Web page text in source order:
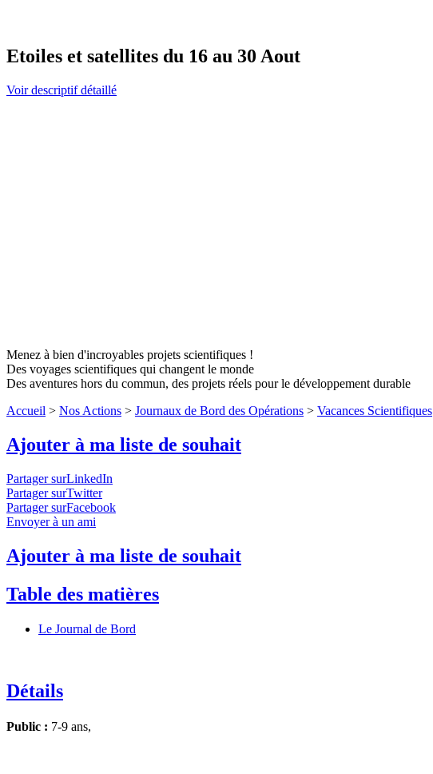
Etoiles et satellites du 16 au 30 Aout
Voir descriptif détaillé
Menez à bien d'incroyables projets scientifiques !
Des voyages scientifiques qui changent le monde
Des aventures hors du commun, des projets réels pour le développement durable
Accueil > Nos Actions > Journaux de Bord des Opérations > Vacances Scientifiques
Ajouter à ma liste de souhait
Partager surLinkedIn
Partager surTwitter
Partager surFacebook
Envoyer à un ami
Ajouter à ma liste de souhait
Table des matières
Le Journal de Bord
Détails
Public : 7-9 ans,